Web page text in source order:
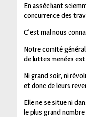
En asséchant
concurrence des
C’est mal nous
Notre comité
de luttes menées est
Ni grand soir, ni
et donc de leurs
Elle ne se situe ni
le plus grand